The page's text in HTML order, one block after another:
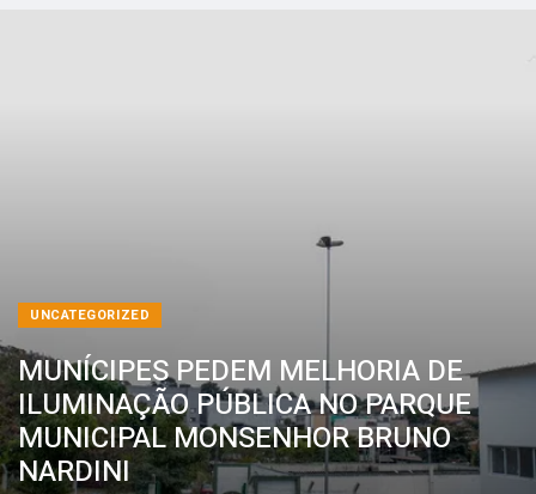
UNCATEGORIZED
MUNÍCIPES PEDEM MELHORIA DE
ILUMINAÇÃO PÚBLICA NO PARQUE
MUNICIPAL MONSENHOR BRUNO
NARDINI